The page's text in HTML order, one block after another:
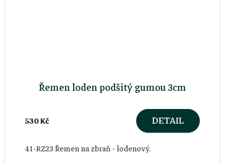
Řemen loden podšitý gumou 3cm
530 Kč DETAIL
41-RZ23 Řemen na zbraň - lodenový.